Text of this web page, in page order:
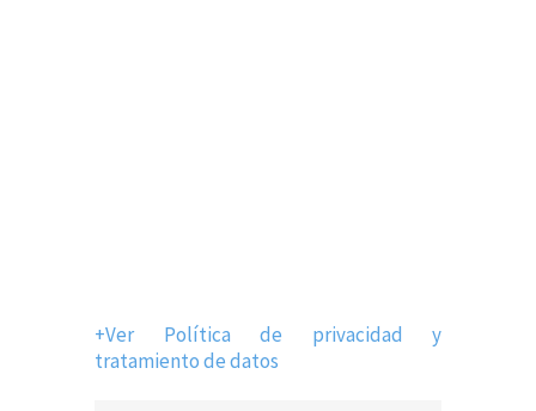
+Ver Política de privacidad y
tratamiento de datos